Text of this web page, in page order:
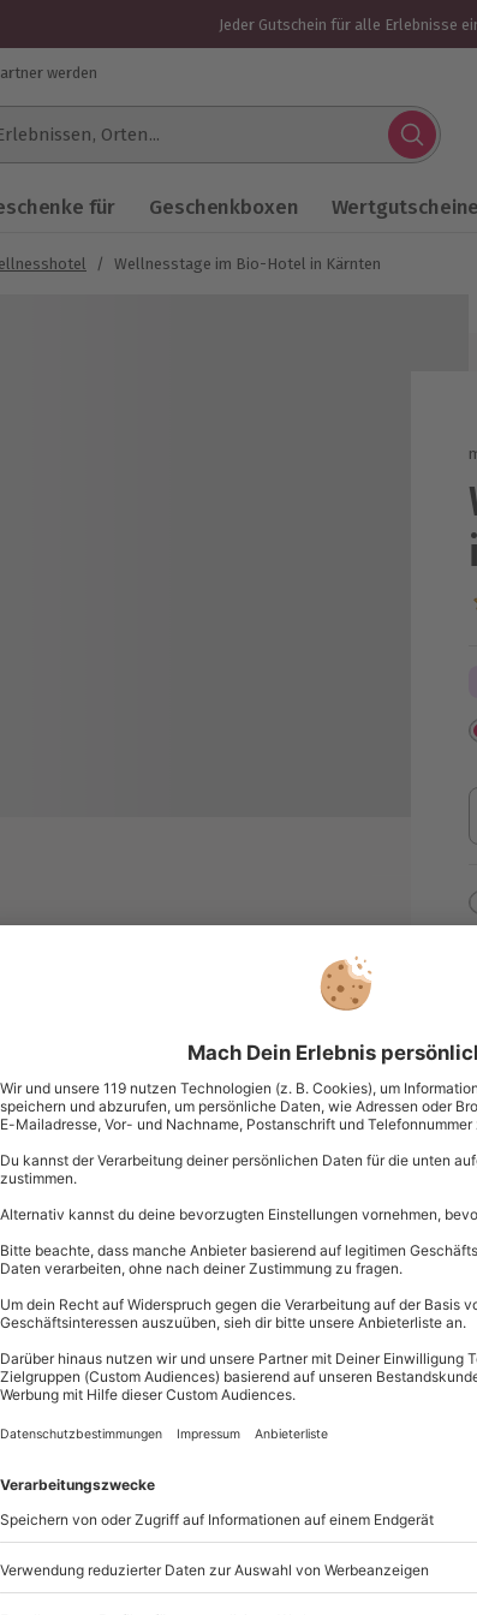
Jeder Gutschein für alle Erlebnisse
werden
für Geschenkboxen Wertgutscheine
/ Wellnesstage im Bio-Hotel in Kärnten
im Biolandhaus Arche***
à 40 Minuten (oder beide
für 2 Personen
Ambiente und verbringe romantische
beimWellnessurlaub in
überrannt von der
purer Entspannung. Ihr wisst direkt, hier
Freut Euch auf 3 ganze Tage,
und leckerem Essen